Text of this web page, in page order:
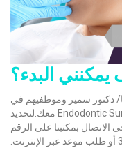
يمكنني البدء؟
دكتور سمير وموظفيهم في
كوزموكير مناقشة التفاصيل حول ذلك Endodontic Surgery معك.لتحديد
الاتصال بمكتبنا على الرقم